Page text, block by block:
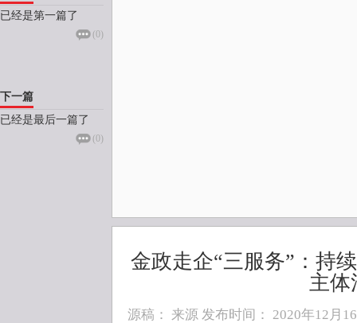
已经是第一篇了
(0)
下一篇
已经是最后一篇了
(0)
金政走企“三服务”：持
主体
源稿： 来源 发布时间： 2020年12月